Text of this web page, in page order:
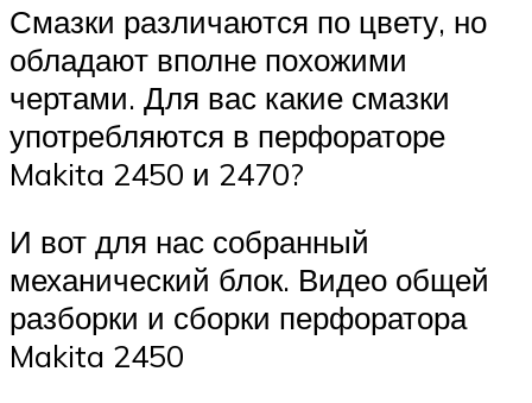
Смазки различаются по цвету, но
обладают вполне похожими
чертами. Для вас какие смазки
употребляются в перфораторе
Makita 2450 и 2470?
И вот для нас собранный
механический блок. Видео общей
разборки и сборки перфоратора
Makita 2450